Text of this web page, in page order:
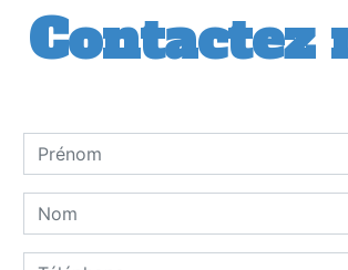
Contactez